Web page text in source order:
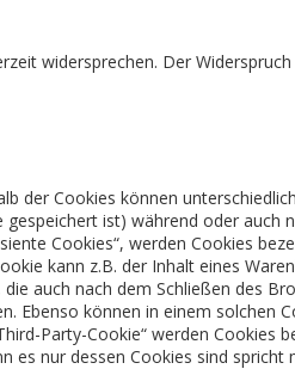
widersprechen. Der
der Cookies können
ist) während oder auch
Cookies“, werden Cookies
kann z.B. der Inhalt eines
auch nach dem Schließen des
Ebenso können in einem solchen
Party-Cookie“ werden Cookies
es nur dessen Cookies sind spricht